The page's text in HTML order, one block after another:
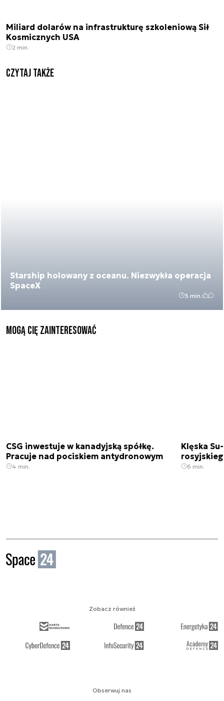
Miliard dolarów na infrastrukturę szkoleniową Sił
Kosmicznych USA
2 min.
Czytaj także
Starship holowany z oceanu. Niezwykła operacja
SpaceX
3 min.
Mogą Cię zainteresować
CSG inwestuje w kanadyjską spółkę.
Pracuje nad pociskiem antydronowym
4 min.
Klęska
6 min.
Obserwuj nas
Zobacz również